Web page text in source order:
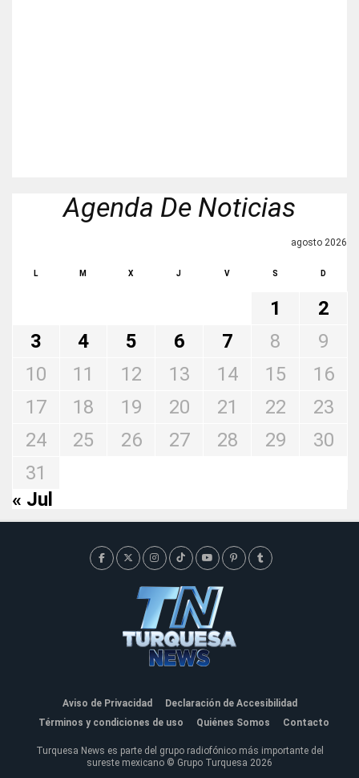
Agenda De Noticias
agosto 2026
L M X J V S D
1
2
3
4 5 6 7 8
9
10
11 12 13 14 15
16
17
18 19 20 21 22
23
24
25 26 27 28 29
30
31
« Jul
Aviso de Privacidad
Declaración de Accesibilidad
Términos y condiciones de uso
Quiénes Somos Contacto
Turquesa News es parte del grupo radiofónico más importante del
sureste mexicano © Grupo Turquesa 2026